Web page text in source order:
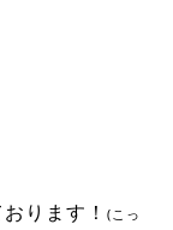
ります！ (こっ